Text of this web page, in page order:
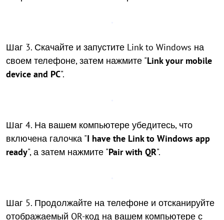
Шаг 3. Скачайте и запустите Link to Windows на
своем телефоне, затем нажмите "Link your mobile
device and PC".
Шаг 4. На вашем компьютере убедитесь, что
включена галочка "I have the Link to Windows app
ready", а затем нажмите "Pair with QR".
Шаг 5. Продолжайте на телефоне и отсканируйте
отображаемый QR-код на вашем компьютере с